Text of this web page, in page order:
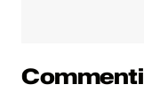
Commenti